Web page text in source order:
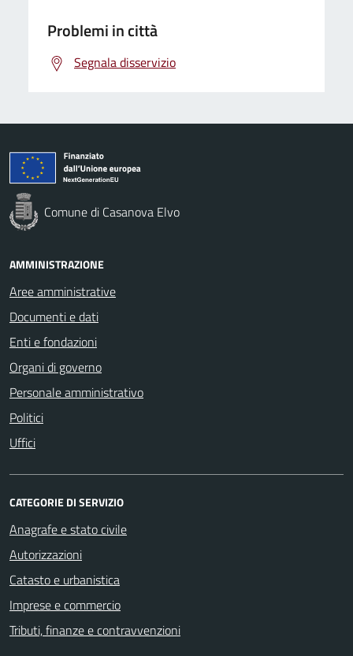
Problemi in città
Segnala disservizio
Comune di Casanova Elvo
AMMINISTRAZIONE
Aree amministrative
Documenti e dati
Enti e fondazioni
Organi di governo
Personale amministrativo
Politici
Uffici
CATEGORIE DI SERVIZIO
Anagrafe e stato civile
Autorizzazioni
Catasto e urbanistica
Imprese e commercio
Tributi, finanze e contravvenzioni